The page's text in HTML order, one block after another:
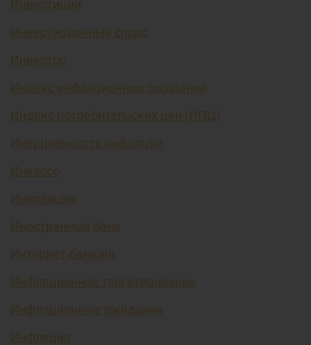
Инвестиции
Инвестиционный спрос
Инвестор
Индекс инфляционных ожиданий
Индекс потребительских цен (ИПЦ)
Инерционность инфляции
Инкассо
Инновация
Иностранный банк
Интернет-банкинг
Инфляционное таргетирование
Инфляционные ожидания
Инфляция